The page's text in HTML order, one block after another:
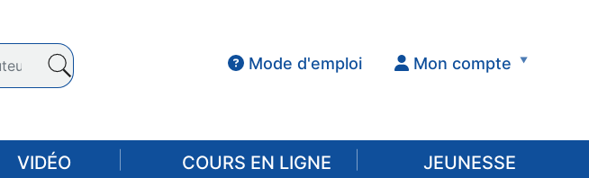
Mode d'emploi Mon compte
VIDÉO COURS EN LIGNE JEUNESSE